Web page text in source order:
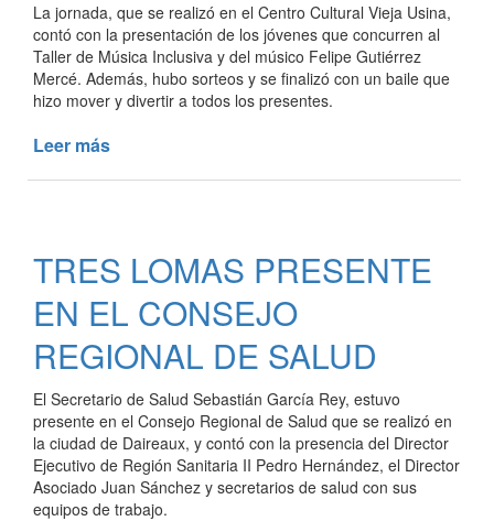
La jornada, que se realizó en el Centro Cultural Vieja Usina,
contó con la presentación de los jóvenes que concurren al
Taller de Música Inclusiva y del músico Felipe Gutiérrez
Mercé. Además, hubo sorteos y se finalizó con un baile que
hizo mover y divertir a todos los presentes.
Leer más
LA
INCLUSIÓN
TRES LOMAS PRESENTE
EN EL CONSEJO
REGIONAL DE SALUD
El Secretario de Salud Sebastián García Rey, estuvo
presente en el Consejo Regional de Salud que se realizó en
la ciudad de Daireaux, y contó con la presencia del Director
Ejecutivo de Región Sanitaria II Pedro Hernández, el Director
Asociado Juan Sánchez y secretarios de salud con sus
equipos de trabajo.